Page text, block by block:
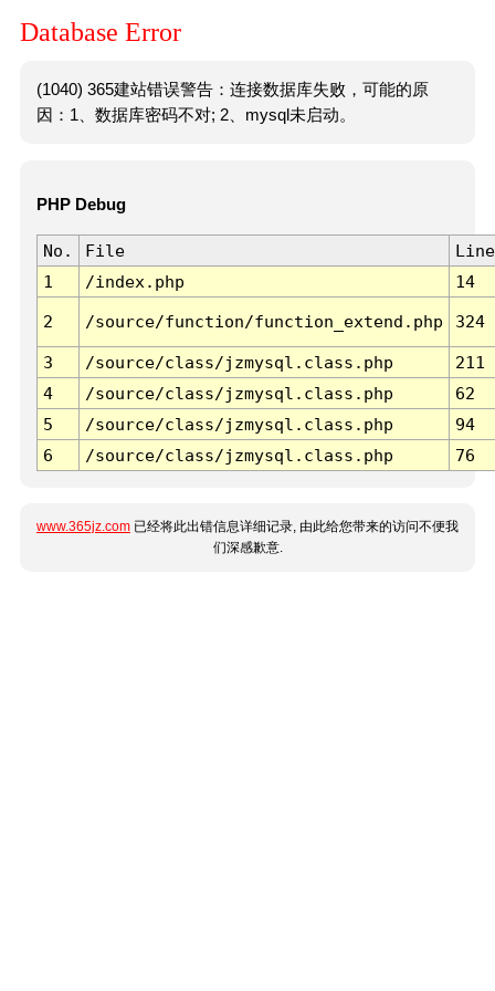
Database Error
(1040) 365建站错误警告：连接数据库失败，可能的原
因：1、数据库密码不对; 2、mysql未启动。
PHP Debug
No. File
Line
1
/index.php 14
2 /source/function/function_extend.php 324
3 /source/class/jzmysql.class.php
211
4
/source/class/jzmysql.class.php
62
5
/source/class/jzmysql.class.php
94
6
/source/class/jzmysql.class.php 76
www.365jz.com 已经将此出错信息详细记录, 由此给您带来的访问不便我
们深感歉意.